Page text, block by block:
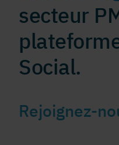
secteur
Social.
Rejoignez-